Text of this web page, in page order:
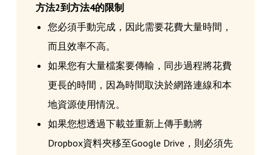
方法2到方法4的限制
您必須手動完成，因此需要花費大量時間，
而且效率不高。
如果您有大量檔案要傳輸，同步過程將花費
更長的時間，因為時間取決於網路連線和本
地資源使用情況。
如果您想透過下載並重新上傳手動將
Dropbox資料夾移至Google Drive，則必須先